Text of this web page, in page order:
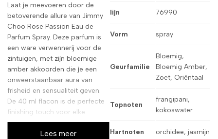
Laat je meevoeren door de
betoverende allure van Jimmy
Choo Rose Passion Eau de
Parfum Spray. Deze parfum is
een ware verwennerij voor de
zintuigen, met zijn bloemige
amber akkoorden die je een
onweerstaanbaar aura van
frisheid en sensualiteit geven.
De 40 ml flacon is de perfecte
finishing touch voor elke
gelegenheid, waardoor je je
gegarandeerd zelfverzekerd en
Lees meer
lijn 76990
Vorm spray
Geurfamilie
Bloemig,
Bloemig Amber,
Zoet, Oriëntaal
Topnoten
frangipani,
kokoswater
Hartnoten orchidee, jasmijn